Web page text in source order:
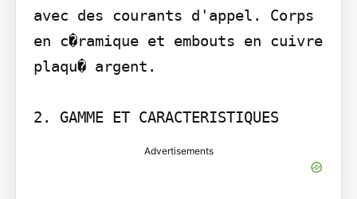
avec des courants d'appel. Corps
en c�ramique et embouts en cuivre
plaqu� argent.
2. GAMME ET CARACTERISTIQUES
Advertisements